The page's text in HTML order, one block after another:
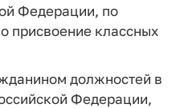
Федерации, по
присвоение классных
должностей в
Федерации,